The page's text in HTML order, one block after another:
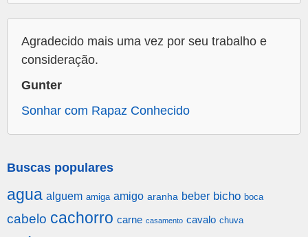
Agradecido mais uma vez por seu trabalho e
consideração.
Gunter
Sonhar com Rapaz Conhecido
Buscas populares
agua alguem amiga amigo aranha beber bicho boca
cabelo cachorro carne casamento cavalo chuva